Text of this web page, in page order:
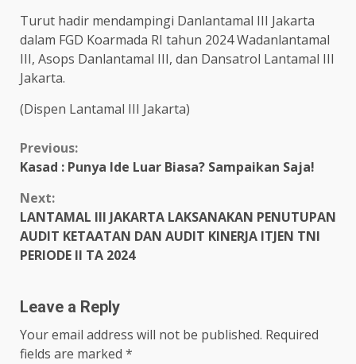
Turut hadir mendampingi Danlantamal III Jakarta
dalam FGD Koarmada RI tahun 2024 Wadanlantamal
III, Asops Danlantamal III, dan Dansatrol Lantamal III
Jakarta.
(Dispen Lantamal III Jakarta)
Continue
Reading
Previous:
Kasad : Punya Ide Luar Biasa? Sampaikan Saja!
Next:
LANTAMAL III JAKARTA LAKSANAKAN PENUTUPAN
AUDIT KETAATAN DAN AUDIT KINERJA ITJEN TNI
PERIODE II TA 2024
Leave a Reply
Your email address will not be published. Required
fields are marked *